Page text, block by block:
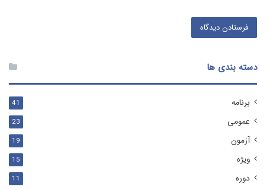
دسته بندی ها
برنامه 41
عمومی 23
آزمون 19
ویژه 15
دوره 11